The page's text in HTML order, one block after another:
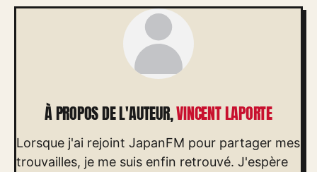
À PROPOS DE L'AUTEUR,VINCENT LAPORTE
Lorsque j'ai rejoint JapanFM pour partager mes
trouvailles, je me suis enfin retrouvé. J'espère